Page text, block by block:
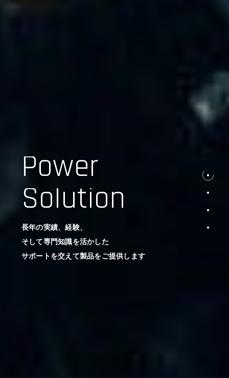
Power
Solution
長年の実績、経験、
そして専門知識を活かした
サポートを交えて製品をご提供します